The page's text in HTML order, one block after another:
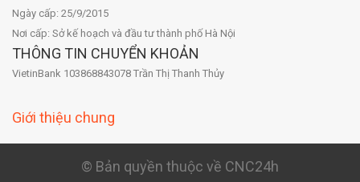
Ngày cấp: 25/9/2015
Nơi cấp: Sở kế hoạch và đầu tư thành phố Hà Nội
THÔNG TIN CHUYỂN KHOẢN
VietinBank 103868843078 Trần Thị Thanh Thủy
Giới thiệu chung
© Bản quyền thuộc về CNC24h